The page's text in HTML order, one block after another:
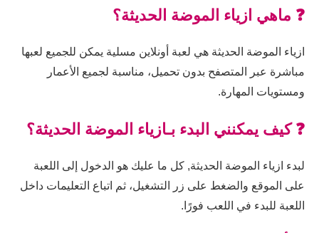
❓ ماهي ازياء الموضة الحديثة؟
ازياء الموضة الحديثة هي لعبة أونلاين مسلية يمكن للجميع لعبها
مباشرة عبر المتصفح بدون تحميل، مناسبة لجميع الأعمار
ومستويات المهارة.
❓ كيف يمكنني البدء بـازياء الموضة الحديثة؟
لبدء ازياء الموضة الحديثة, كل ما عليك هو الدخول إلى اللعبة
على الموقع والضغط على زر التشغيل، ثم اتباع التعليمات داخل
اللعبة للبدء في اللعب فورًا.